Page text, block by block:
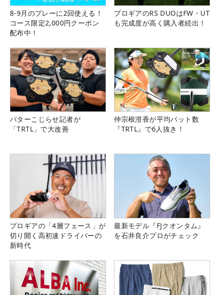
8-9月のプレーに2回使える！
コース限定2,000円クーポン
配布中！
プロギアのRS DUOはFW・UT
も完成度が高く購入者続出！
パターこじらせ記者が
「TRTL」で大改善
仲宗根澄香が平均パット数
『TRTL』で6人抜き！
プロギアの「4層フェース」が
切り開く高初速ドライバーの
新時代
最新モデル『FJクオンタム』
を石井良介プロがチェック